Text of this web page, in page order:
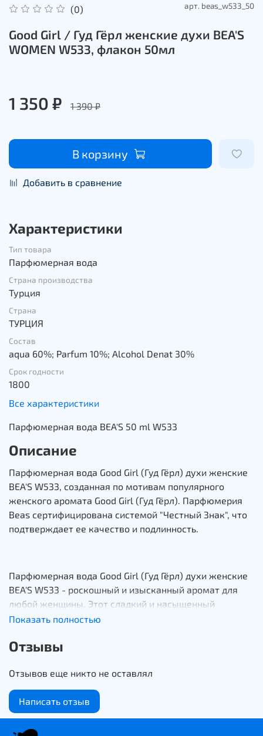
(0) арт. beas_w533_50
Good Girl / Гуд Гёрл женские духи BEA'S
WOMEN W533, флакон 50мл
1 350 ₽ 1 390 ₽
В корзину
Добавить в сравнение
Характеристики
Тип товара
Парфюмерная вода
Страна производства
Турция
Страна
ТУРЦИЯ
Состав
aqua 60%; Parfum 10%; Alcohol Denat 30%
Срок годности
1800
Все характеристики
Парфюмерная вода BEA'S 50 ml W533
Описание
Парфюмерная вода Good Girl (Гуд Гёрл) духи женские
BEA'S W533, созданная по мотивам популярного
женского аромата Good Girl (Гуд Гёрл). Парфюмерия
Beas сертифицирована системой "Честный Знак", что
подтверждает ее качество и подлинность.
Парфюмерная вода Good Girl (Гуд Гёрл) духи женские
BEA'S W533 - роскошный и изысканный аромат для
любой женщины. Этот сладкий и насыщенный
гурманский аромат идеально подходит для особых
миллион долларов.
Аромат густой, с нотами кофе, карамели и сладкого
жасмина, которые будут дразнить ваши чувства. Это
идеальный способ заявить о себе, когда вам нужно
Показать полностью
Отзывы
Отзывов еще никто не оставлял
Написать отзыв